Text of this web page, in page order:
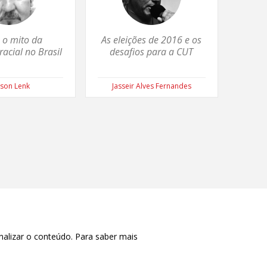
o mito da
no Brasil
Lenk
As eleições de 2016 e os
desafios para a CUT
Jasseir Alves Fernandes
o conteúdo. Para saber mais